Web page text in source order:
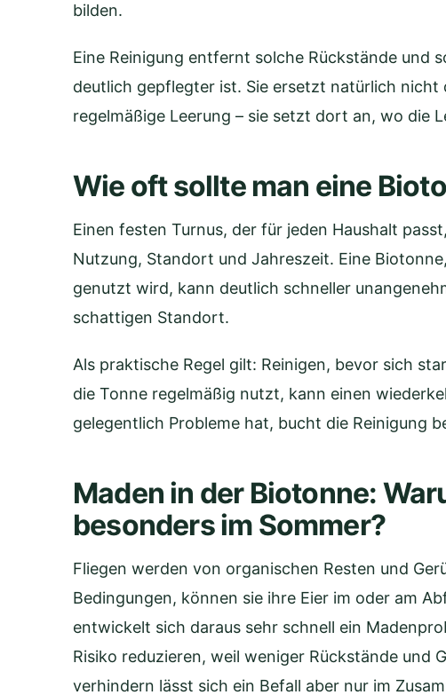
bilden.
Eine Reinigung entfernt solche Rückstände und
deutlich gepflegter ist. Sie ersetzt natürlich
regelmäßige Leerung – sie setzt dort an, wo die
Wie oft sollte man eine
Einen festen Turnus, der für jeden Haushalt
Nutzung, Standort und Jahreszeit. Eine
genutzt wird, kann deutlich schneller
schattigen Standort.
Als praktische Regel gilt: Reinigen, bevor sich
die Tonne regelmäßig nutzt, kann einen
gelegentlich Probleme hat, bucht die Reinigung
Maden in der Biotonne:
besonders im Sommer?
Fliegen werden von organischen Resten und
Bedingungen, können sie ihre Eier im oder am
entwickelt sich daraus sehr schnell ein
Risiko reduzieren, weil weniger Rückstände und
verhindern lässt sich ein Befall aber nur im